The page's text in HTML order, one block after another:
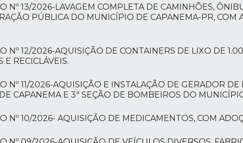
Nº 13/2026-LAVAGEM COMPLETA DE CAMINHÕES,
PÚBLICA DO MUNICÍPIO DE CAPANEMA-PR, COM
Nº 12/2026-AQUISIÇÃO DE CONTAINERS DE LIXO DE
E RECICLÁVEIS.
Nº 11/2026-AQUISIÇÃO E INSTALAÇÃO DE GERADOR
CAPANEMA E 3ª SEÇÃO DE BOMBEIROS DO
Nº 10/2026- AQUISIÇÃO DE MEDICAMENTOS, COM